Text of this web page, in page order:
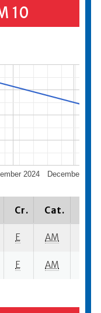
10
2024 December 2024
Cr. Cat.
E AM
E AM